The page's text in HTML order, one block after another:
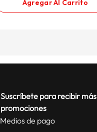
Agregar Al Carrito
Suscríbete para recibir más
promociones
Medios de pago